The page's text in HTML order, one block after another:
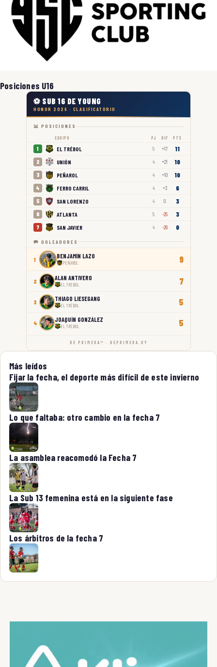
Posiciones U16
⚽ SUB 16 DE YOUNG
HONOR 2026 · CLASIFICATORIO
📊 POSICIONES
EQUIPO PJ DIF PTS
1 EL TRÉBOL 5 +17 11
2 UNIÓN 4 +21 10
3 PEÑAROL 4 +10 10
4 FERRO CARRIL 4 +3 6
5 SAN LORENZO 4 0 3
6 ATLANTA 5 -25 3
7 SAN JAVIER 4 -26 0
🥅 GOLEADORES
1 BENJAMÍN LAZO
PEÑAROL 9
2 ALAN ANTIVERO
EL TRÉBOL 7
3 THIAGO LIESEGANG
EL TRÉBOL 5
4 JOAQUÍN GONZÁLEZ
EL TRÉBOL 5
DE PRIMERA™ · DEPRIMERA.UY
Más leídos
Fijar la fecha, el deporte más difícil de este invierno
Lo que faltaba: otro cambio en la fecha 7
La asamblea reacomodó la Fecha 7
La Sub 13 femenina está en la siguiente fase
Los árbitros de la fecha 7